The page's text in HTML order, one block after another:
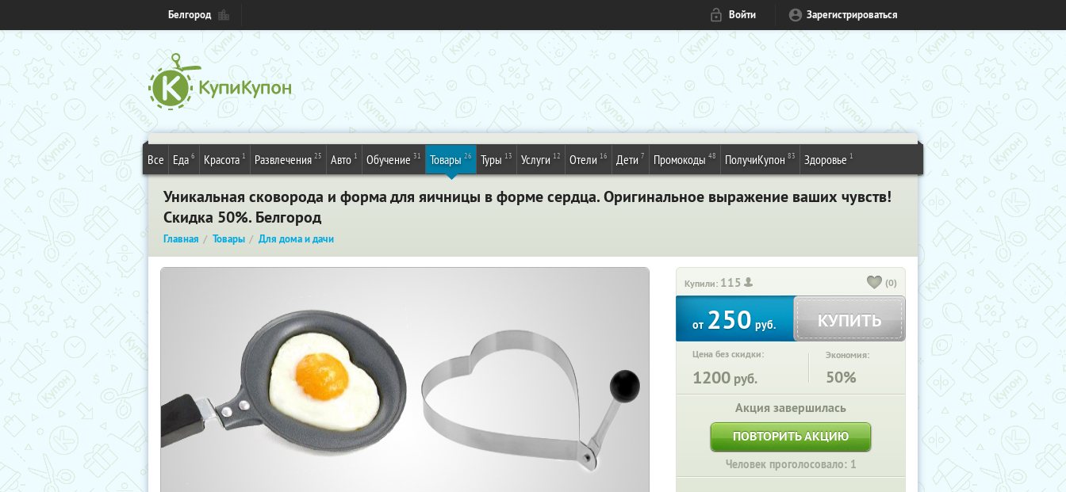
Белгород Войти Зарегистрироваться
Все Еда 6 Красота 1 Развлечения 25 Авто 1 Обучение 31 Товары 26 Туры 13 Услуги 12 Отели 16 Дети 7 Промокоды 48 ПолучиКупон 83 Здоровье 1
Уникальная сковорода и форма для яичницы в форме сердца. Оригинальное выражение ваших чувств!
Скидка 50%. Белгород
Главная Товары Для дома и дачи
Купили: 115 (0)
от250руб. КУПИТЬ
Цена без скидки:
1200 руб.
Экономия:
50%
Акция завершилась
ПОВТОРИТЬ АКЦИЮ
Человек проголосовало: 1